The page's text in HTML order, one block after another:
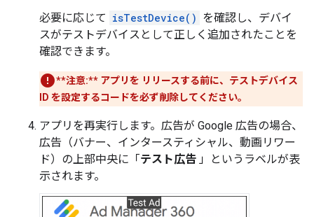
必要に応じて isTestDevice() を確認し、デバイ
スがテストデバイスとして正しく追加されたことを
確認できます。
**注意:** アプリを リリースする前に、テストデバイス
ID を設定するコードを必ず削除してください。
アプリを再実行します。広告が Google 広告の場合、
広告（バナー、インタースティシャル、動画リワー
ド）の上部中央に「テスト広告 」というラベルが表
示されます。